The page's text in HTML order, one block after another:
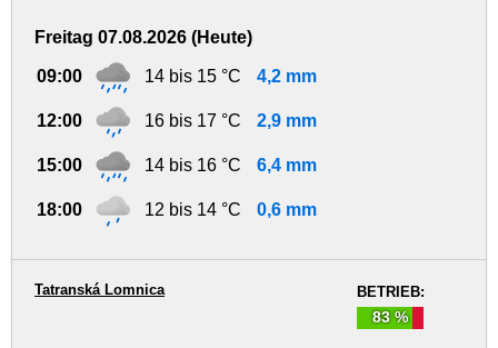
Freitag 07.08.2026 (Heute)
09:00 14 bis 15 °C 4,2 mm
12:00 16 bis 17 °C 2,9 mm
15:00 14 bis 16 °C 6,4 mm
18:00 12 bis 14 °C 0,6 mm
BETRIEB:
83 %
Tatranská Lomnica